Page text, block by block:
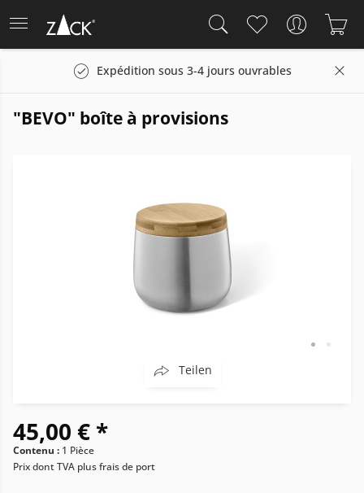
Expédition sous 3-4 jours ouvrables
"BEVO" boîte à provisions
Teilen
45,00 € *
Contenu : 1 Pièce
Prix dont TVA plus frais de port